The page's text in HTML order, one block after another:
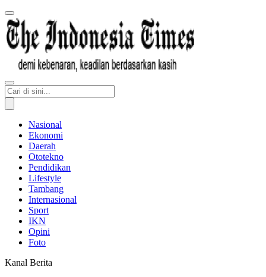
Nasional
Ekonomi
Daerah
Ototekno
Pendidikan
Lifestyle
Tambang
Internasional
Sport
IKN
Opini
Foto
Kanal Berita